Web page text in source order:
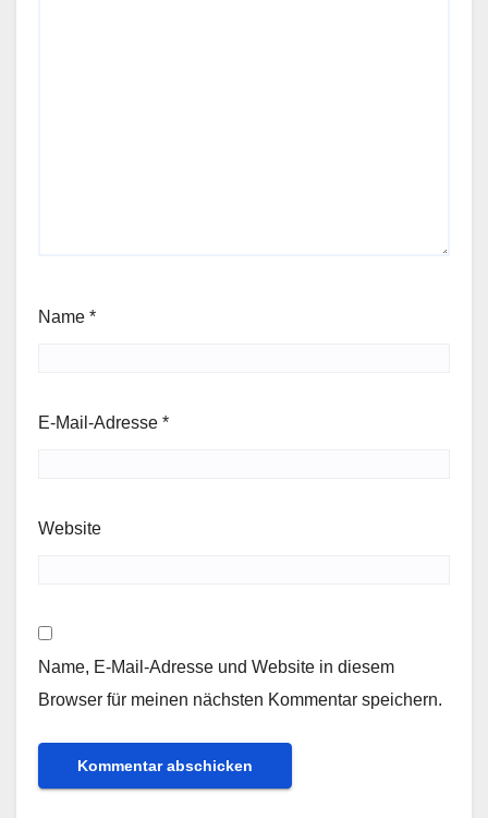
Name *
E-Mail-Adresse *
Website
Name, E-Mail-Adresse und Website in diesem
Browser für meinen nächsten Kommentar speichern.